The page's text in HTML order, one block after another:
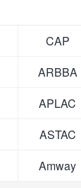
CAP
ARBBA
APLAC
ASTAC
Amway